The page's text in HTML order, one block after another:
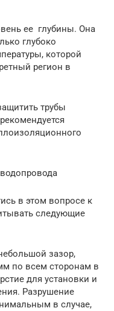
ее глубины. Она
глубоко
которой
регион в
трубы
в этом вопросе к
следующие
зазор,
по всем сторонам в
для установки и
Разрушение
в случае,